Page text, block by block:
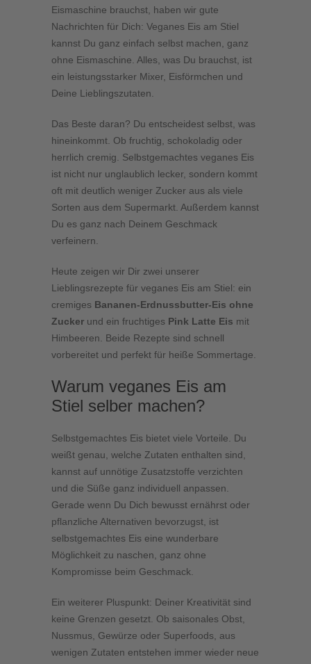
Eismaschine brauchst, haben wir gute
Nachrichten für Dich: Veganes Eis am Stiel
kannst Du ganz einfach selbst machen, ganz
ohne Eismaschine. Alles, was Du brauchst, ist
ein leistungsstarker Mixer, Eisförmchen und
Deine Lieblingszutaten.
Das Beste daran? Du entscheidest selbst, was
hineinkommt. Ob fruchtig, schokoladig oder
herrlich cremig. Selbstgemachtes veganes Eis
ist nicht nur unglaublich lecker, sondern kommt
oft mit deutlich weniger Zucker aus als viele
Sorten aus dem Supermarkt. Außerdem kannst
Du es ganz nach Deinem Geschmack
verfeinern.
Heute zeigen wir Dir zwei unserer
Lieblingsrezepte für veganes Eis am Stiel: ein
cremiges Bananen-Erdnussbutter-Eis ohne
Zucker und ein fruchtiges Pink Latte Eis mit
Himbeeren. Beide Rezepte sind schnell
vorbereitet und perfekt für heiße Sommertage.
Warum veganes Eis am
Stiel selber machen?
Selbstgemachtes Eis bietet viele Vorteile. Du
weißt genau, welche Zutaten enthalten sind,
kannst auf unnötige Zusatzstoffe verzichten
und die Süße ganz individuell anpassen.
Gerade wenn Du Dich bewusst ernährst oder
pflanzliche Alternativen bevorzugst, ist
selbstgemachtes Eis eine wunderbare
Möglichkeit zu naschen, ganz ohne
Kompromisse beim Geschmack.
Ein weiterer Pluspunkt: Deiner Kreativität sind
keine Grenzen gesetzt. Ob saisonales Obst,
Nussmus, Gewürze oder Superfoods, aus
wenigen Zutaten entstehen immer wieder neue